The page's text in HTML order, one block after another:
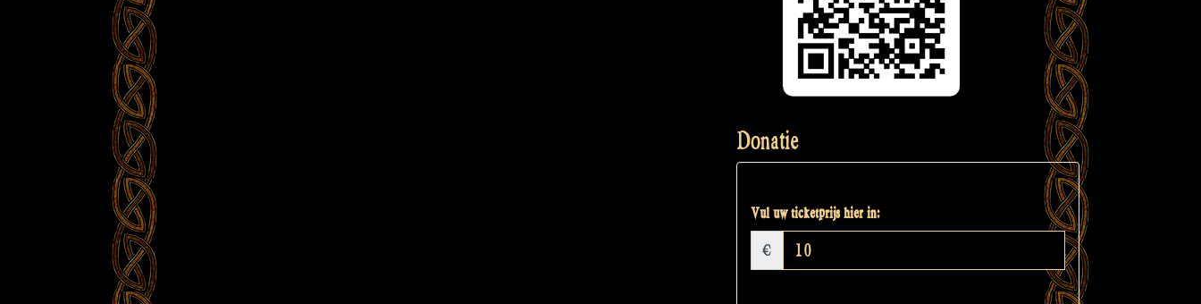
Donatie
Vul uw ticketprijs hier in:
€